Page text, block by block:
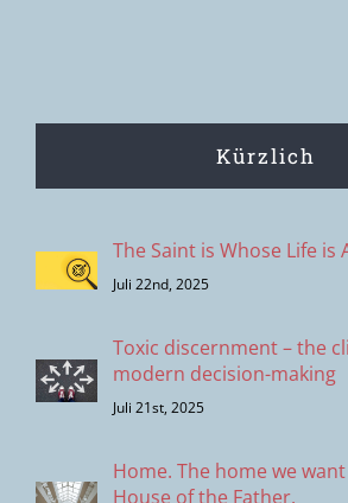
Kürzlich
The Saint is Whose Life is
Juli 22nd, 2025
Toxic discernment – the
modern decision-making
Juli 21st, 2025
Home. The home we
House of the Father.